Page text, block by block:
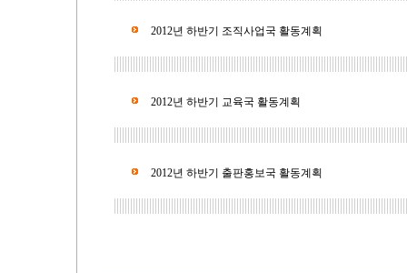
2012년 하반기 조직사업국 활동계획
2012년 하반기 교육국 활동계획
2012년 하반기 출판홍보국 활동계획